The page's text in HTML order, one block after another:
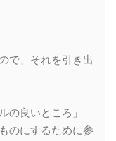
で、それを引き出
の良いところ」
のにするために参